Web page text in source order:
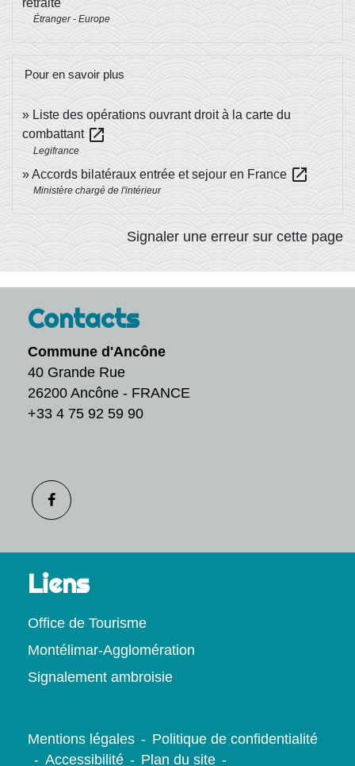
Étranger - Europe
Pour en savoir plus
Liste des opérations ouvrant droit à la carte du
combattant open_in_new
Legifrance
Accords bilatéraux entrée et sejour en France open_in_new
Ministère chargé de l'intérieur
Signaler une erreur sur cette page
Contacts
Commune d'Ancône
40 Grande Rue
26200 Ancône - FRANCE
+33 4 75 92 59 90
Liens
Office de Tourisme
Montélimar-Agglomération
Signalement ambroisie
Mentions légales - Politique de confidentialité
- Accessibilité - Plan du site -